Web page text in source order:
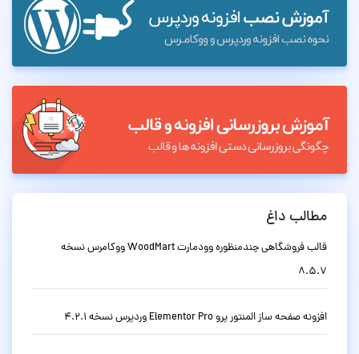
مطالب داغ
قالب فروشگاهی چندمنظوره وودمارت WoodMart ووکامرس نسخه
8.5.7
افزونه صفحه ساز المنتور پرو Elementor Pro وردپرس نسخه 4.2.1